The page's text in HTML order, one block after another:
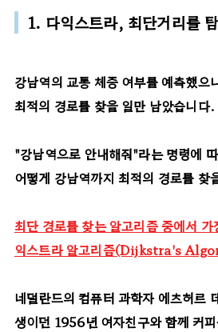
1. 다익스트라, 최단거리를
강남역의 교통 체증 여부를 예측했으
최적의 경로를 찾을 일만 남았습니다.
"강남역으로 안내해줘"라는 명령에
어떻게 강남역까지 최적의 경로를 찾
최단 경로를 찾는 알고리즘 중에서
익스트라 알고리즘(Dijkstra's
네덜란드의 컴퓨터 과학자 에츠허르
생이던 1956년 여자친구와 함께 커